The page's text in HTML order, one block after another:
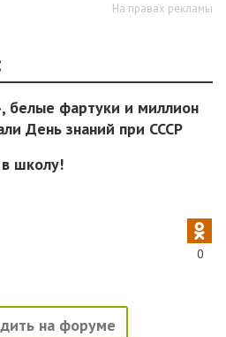
На правах рекламы
белые фартуки и миллион
День знаний при СССР
школу!
0
на форуме